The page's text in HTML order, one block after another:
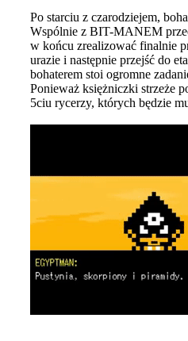
Po starciu z czarodziejem,
Wspólnie z BIT-MANEM
w końcu zrealizować finalnie
urazie i następnie przejść do
bohaterem stoi ogromne
Ponieważ księżniczki strzeże
5ciu rycerzy, których będzie